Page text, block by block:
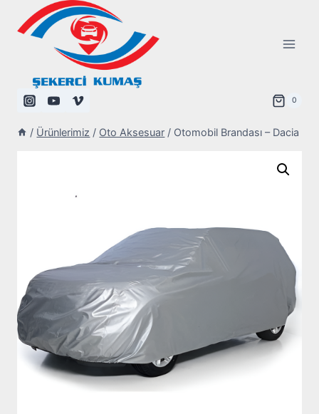
0
/ Ürünlerimiz / Oto Aksesuar / Otomobil Brandası – Dacia